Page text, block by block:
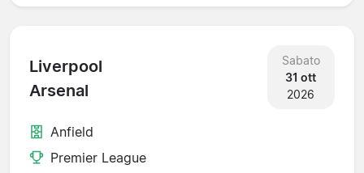
Liverpool
Arsenal
Sabato
31 ott
2026
Anfield
Premier League